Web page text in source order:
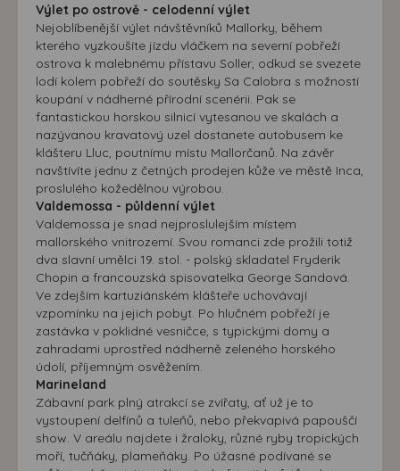
Výlet po ostrově - celodenní výlet
Nejoblíbenější výlet návštěvníků Mallorky, během
kterého vyzkoušíte jízdu vláčkem na severní pobřeží
ostrova k malebnému přístavu Soller, odkud se svezete
lodí kolem pobřeží do soutěsky Sa Calobra s možností
koupání v nádherné přírodní scenérii. Pak se
fantastickou horskou silnicí vytesanou ve skalách a
nazývanou kravatový uzel dostanete autobusem ke
klášteru Lluc, poutnímu místu Mallorčanů. Na závěr
navštívíte jednu z četných prodejen kůže ve městě Inca,
proslulého kožedělnou výrobou.
Valdemossa - půldenní výlet
Valdemossa je snad nejproslulejším místem
mallorského vnitrozemí. Svou romanci zde prožili totiž
dva slavní umělci 19. stol. - polský skladatel Fryderik
Chopin a francouzská spisovatelka George Sandová.
Ve zdejším kartuziánském klášteře uchovávají
vzpomínku na jejich pobyt. Po hlučném pobřeží je
zastávka v poklidné vesničce, s typickými domy a
zahradami uprostřed nádherně zeleného horského
údolí, příjemným osvěžením.
Marineland
Zábavní park plný atrakcí se zvířaty, ať už je to
vystoupení delfínů a tuleňů, nebo překvapivá papouščí
show. V areálu najdete i žraloky, různé ryby tropických
moří, tučňáky, plameňáky. Po úžasné podívané se